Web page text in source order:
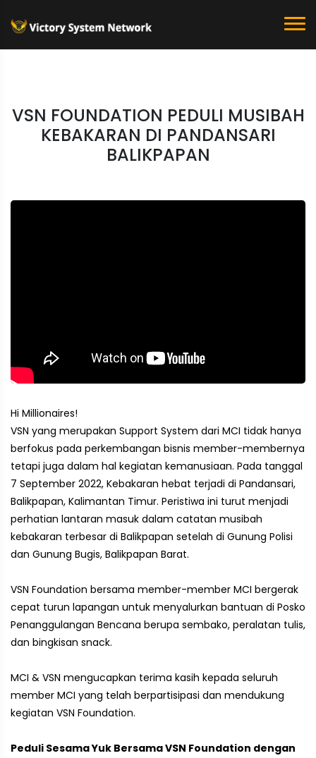
VSN FOUNDATION PEDULI MUSIBAH
KEBAKARAN DI PANDANSARI
BALIKPAPAN
Hi Millionaires!
VSN yang merupakan Support System dari MCI tidak hanya
berfokus pada perkembangan bisnis member-membernya
tetapi juga dalam hal kegiatan kemanusiaan. Pada tanggal
7 September 2022, Kebakaran hebat terjadi di Pandansari,
Balikpapan, Kalimantan Timur. Peristiwa ini turut menjadi
perhatian lantaran masuk dalam catatan musibah
kebakaran terbesar di Balikpapan setelah di Gunung Polisi
dan Gunung Bugis, Balikpapan Barat.
VSN Foundation bersama member-member MCI bergerak
cepat turun lapangan untuk menyalurkan bantuan di Posko
Penanggulangan Bencana berupa sembako, peralatan tulis,
dan bingkisan snack.
MCI & VSN mengucapkan terima kasih kepada seluruh
member MCI yang telah berpartisipasi dan mendukung
kegiatan VSN Foundation.
Peduli Sesama Yuk Bersama VSN Foundation dengan